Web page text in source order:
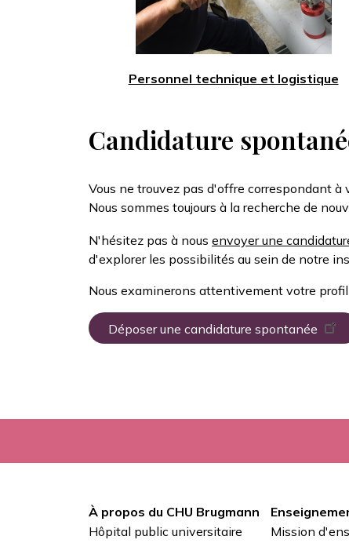
Personnel technique et logistique
Candidature
Vous ne trouvez pas d'offre correspondant à
Nous sommes toujours à la recherche de
N'hésitez pas à nous envoyer une
d'explorer les possibilités au sein de notre
Nous examinerons attentivement votre
Déposer une candidature spontanée
Pied
À propos du CHU Brugmann
Hôpital public universitaire
Mission